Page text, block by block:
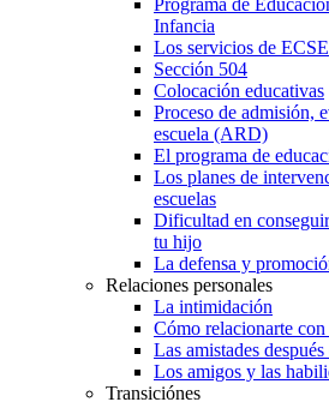
Infancia
Los servicios de ECSE
Sección 504
Colocación educativas
Proceso de admisión,
escuela (ARD)
El programa de
Los planes de
escuelas
Dificultad en
tu hijo
La defensa y
Relaciones personales
La intimidación
Cómo relacionarte
Las amistades
Los amigos y las
Transiciónes